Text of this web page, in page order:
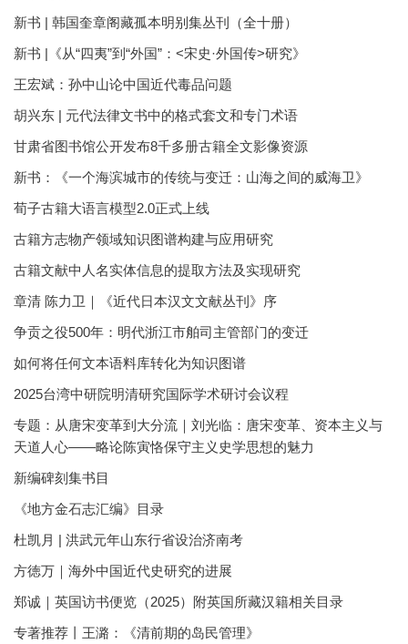
新书 | 韩国奎章阁藏孤本明别集丛刊（全十册）
新书 |《从“四夷”到“外国”：<宋史·外国传>研究》
王宏斌：孙中山论中国近代毒品问题
胡兴东 | 元代法律文书中的格式套文和专门术语
甘肃省图书馆公开发布8千多册古籍全文影像资源
新书：《一个海滨城市的传统与变迁：山海之间的威海卫》
荀子古籍大语言模型2.0正式上线
古籍方志物产领域知识图谱构建与应用研究
古籍文献中人名实体信息的提取方法及实现研究
章清 陈力卫｜《近代日本汉文文献丛刊》序
争贡之役500年：明代浙江市舶司主管部门的变迁
如何将任何文本语料库转化为知识图谱
2025台湾中研院明清研究国际学术研讨会议程
专题：从唐宋变革到大分流｜刘光临：唐宋变革、资本主义与
天道人心——略论陈寅恪保守主义史学思想的魅力
新编碑刻集书目
《地方金石志汇编》目录
杜凯月 | 洪武元年山东行省设治济南考
方徳万｜海外中国近代史研究的进展
郑诚｜英国访书便览（2025）附英国所藏汉籍相关目录
专著推荐丨王潞：《清前期的岛民管理》